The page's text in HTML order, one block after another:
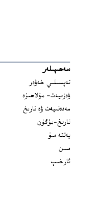
سەھىپىلەر
تەپسىلىي خەۋەر
ۋەزىيەت- مۇلاھىزە
مەدەنىيەت ۋە تارىخ
تارىخ-بۈگۈن
يەتتە سۇ
سىن
ئارخىپ